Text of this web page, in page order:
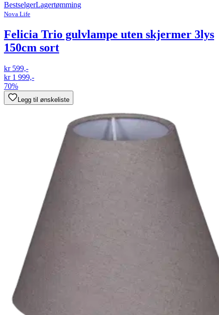
BestselgerLagertømming
Nova Life
Felicia Trio gulvlampe uten skjermer 3lys
150cm sort
kr 599,-
kr 1 999,-
70%
Legg til ønskeliste